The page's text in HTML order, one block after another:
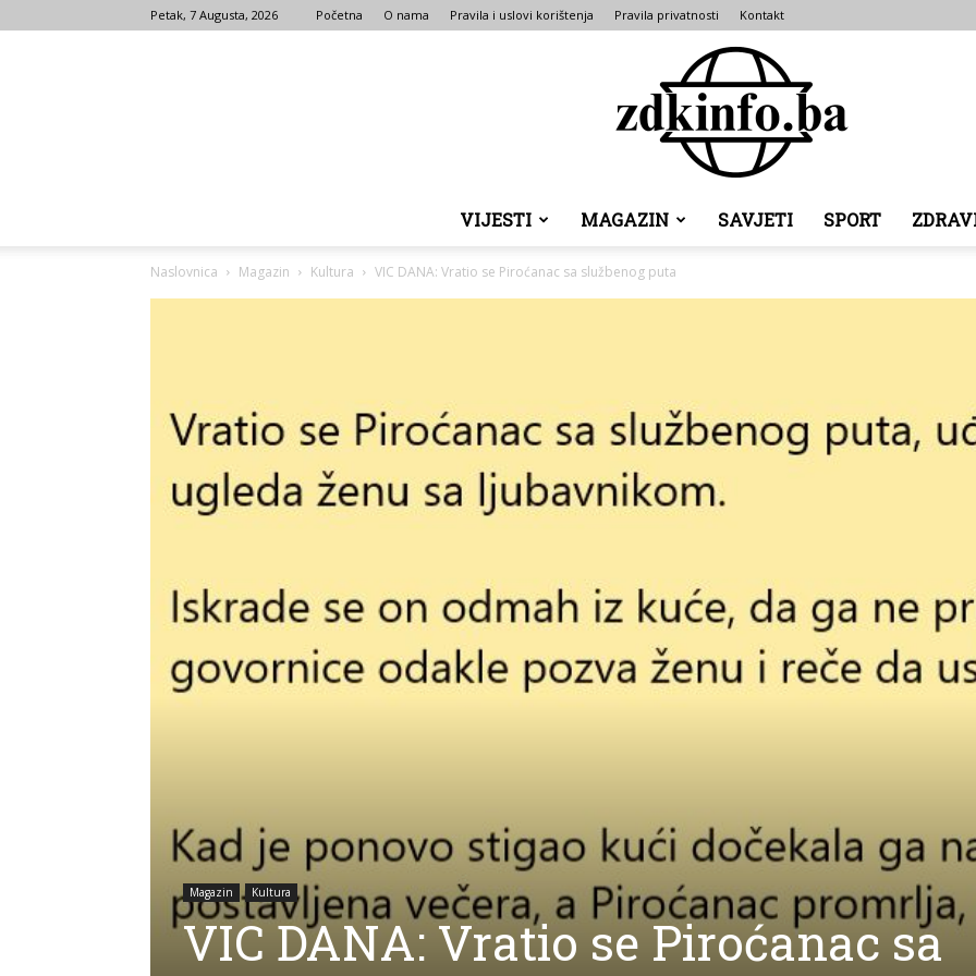
Petak, 7 Augusta, 2026 Početna O nama Pravila i uslovi korištenja Pravila privatnosti Kontakt
VIJESTI MAGAZIN SAVJETI SPORT
Naslovnica Magazin Kultura VIC DANA: Vratio se Piroćanac sa službenog puta
Magazin Kultura
VIC DANA: Vratio se Piroćanac sa